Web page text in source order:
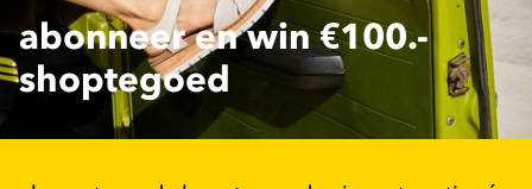
abonneer en win €100.-
shoptegoed